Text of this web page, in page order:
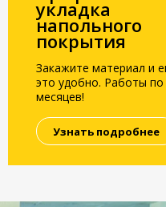
укладка
напольного
покрытия
Закажите материал и
это удобно. Работы по
месяцев!
Узнать подробнее